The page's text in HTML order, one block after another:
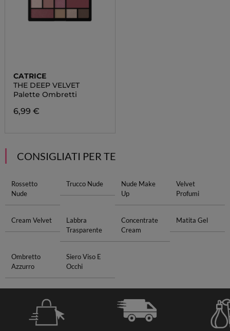
CATRICE
THE DEEP VELVET
Palette Ombretti
6,99 €
CONSIGLIATI PER TE
Rossetto
Nude
Trucco Nude
Nude Make
Up
Velvet
Profumi
Cream Velvet
Labbra
Trasparente
Concentrate
Cream
Matita Gel
Ombretto
Azzurro
Siero Viso E
Occhi